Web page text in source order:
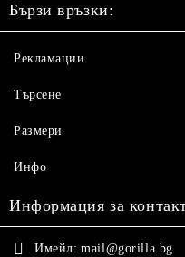
Бързи връзки:
Рекламации
Търсене
Размери
Инфо
Информация за
Имейл: mail@gorilla.bg